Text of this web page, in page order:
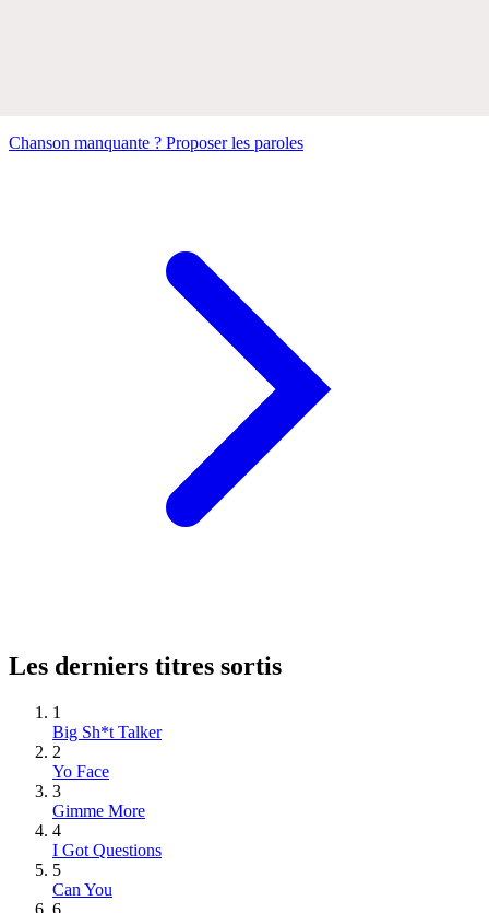
Chanson manquante ? Proposer les paroles
Les derniers titres sortis
1
Big Sh*t Talker
2
Yo Face
3
Gimme More
4
I Got Questions
5
Can You
6